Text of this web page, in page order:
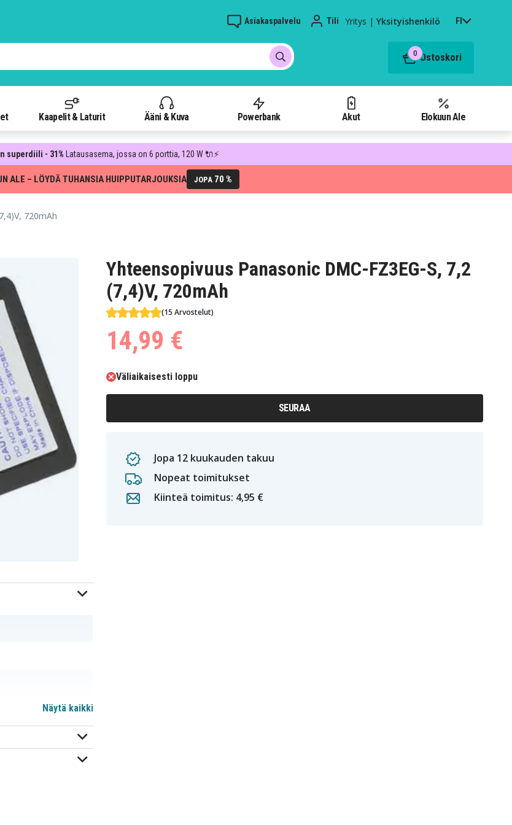
Asiakaspalvelu Tili Yritys | Yksityishenkilö FI
0 Ostoskori
Kaapelit & Laturit Ääni & Kuva Powerbank Akut Elokuun Ale
superdiili - 31% Latausasema, jossa on 6 porttia, 120 W 🔌⚡
ALE – LÖYDÄ TUHANSIA HUIPPUTARJOUKSIA JOPA 70 %
720mAh
Yhteensopivuus Panasonic DMC-FZ3EG-S, 7,2
(7,4)V, 720mAh
(15 Arvostelut)
14,99 €
Väliaikaisesti loppu
SEURAA
Jopa 12 kuukauden takuu
Nopeat toimitukset
Kiinteä toimitus: 4,95 €
Näytä kaikki